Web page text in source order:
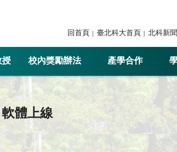
回首頁 臺北科大首頁 北科新聞
授 校內獎勵辦法 產學合作
體上線